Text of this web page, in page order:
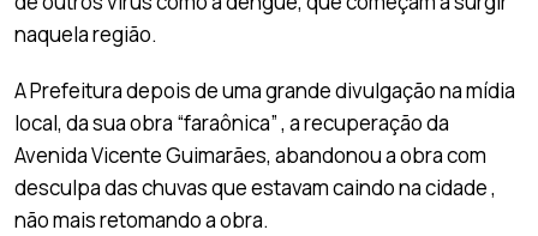
naquela região.
A Prefeitura depois de uma grande divulgação na mídia
local, da sua obra “faraônica” , a recuperação da
Avenida Vicente Guimarães, abandonou a obra com
desculpa das chuvas que estavam caindo na cidade ,
não mais retomando a obra.